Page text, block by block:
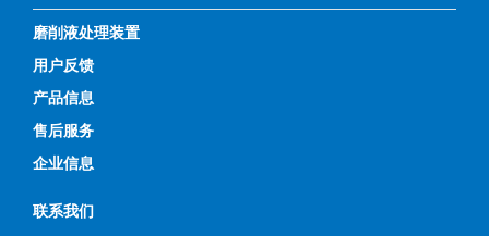
磨削液处理装置
用户反馈
产品信息
售后服务
企业信息
联系我们